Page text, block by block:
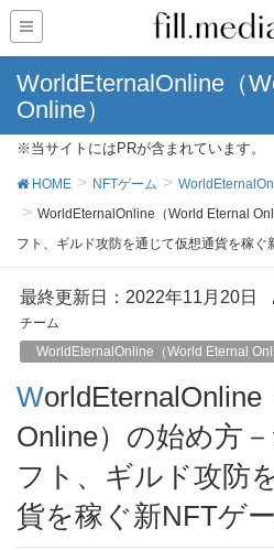
WorldEternalOnline（
Online）
※当サイトにはPRが含まれています。
HOME NFTゲーム
WorldEternalOnline（World Eternal
フト、ギルド攻防を通じて仮想通貨を稼ぐ
最終更新日：2022年11月20日
チーム
WorldEternalOnline（World Eternal
WorldEternalOnline（World Eternal
Online）の始め方
フト、ギルド攻防
貨を稼ぐ新NFTゲ